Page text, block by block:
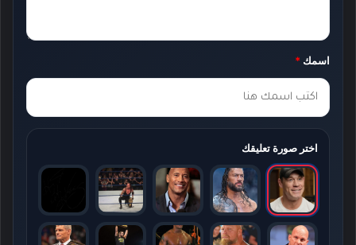
ك
*
اسمك *
اختر صورة تعليقك